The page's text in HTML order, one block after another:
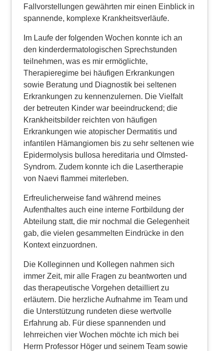
Fallvorstellungen gewährten mir einen Einblick in
spannende, komplexe Krankheitsverläufe.
Im Laufe der folgenden Wochen konnte ich an
den kinderdermatologischen Sprechstunden
teilnehmen, was es mir ermöglichte,
Therapieregime bei häufigen Erkrankungen
sowie Beratung und Diagnostik bei seltenen
Erkrankungen zu kennenzulernen. Die Vielfalt
der betreuten Kinder war beeindruckend; die
Krankheitsbilder reichten von häufigen
Erkrankungen wie atopischer Dermatitis und
infantilen Hämangiomen bis zu sehr seltenen wie
Epidermolysis bullosa hereditaria und Olmsted-
Syndrom. Zudem konnte ich die Lasertherapie
von Naevi flammei miterleben.
Erfreulicherweise fand während meines
Aufenthaltes auch eine interne Fortbildung der
Abteilung statt, die mir nochmal die Gelegenheit
gab, die vielen gesammelten Eindrücke in den
Kontext einzuordnen.
Die Kolleginnen und Kollegen nahmen sich
immer Zeit, mir alle Fragen zu beantworten und
das therapeutische Vorgehen detailliert zu
erläutern. Die herzliche Aufnahme im Team und
die Unterstützung rundeten diese wertvolle
Erfahrung ab. Für diese spannenden und
lehrreichen vier Wochen möchte ich mich bei
Herrn Professor Höger und seinem Team sowie